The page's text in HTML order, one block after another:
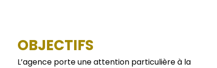
OBJECTIFS
L’agence porte une attention particulière à la